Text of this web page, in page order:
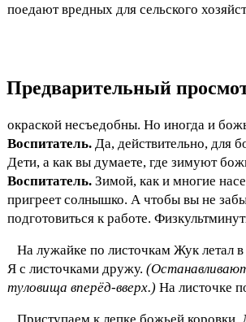
поедают вредных для сельского
Предварительный
окраской несъедобны. Но иногда и
Воспитатель. Да, действительно, для
Дети, а как вы думаете, где зимуют
Воспитатель. Зимой, как и многие
пригреет солнышко. А чтобы вы не
подготовиться к работе.
На лужайке по листочкам Жук летал в
Я с листочками дружу.
туловища вперёд-вверх.)На листочке